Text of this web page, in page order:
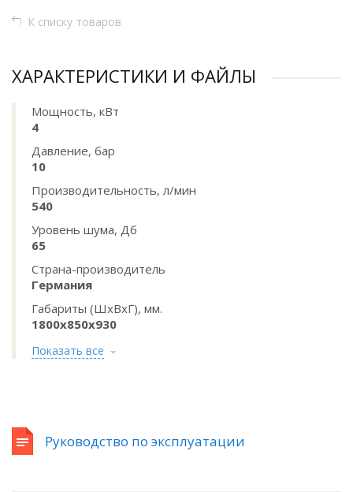
К списку товаров
ХАРАКТЕРИСТИКИ И ФАЙЛЫ
Мощность, кВт
4
Давление, бар
10
Производительность, л/мин
540
Уровень шума, Дб
65
Страна-производитель
Германия
Габариты (ШхВхГ), мм.
1800x850x930
Показать все
Руководство по эксплуатации